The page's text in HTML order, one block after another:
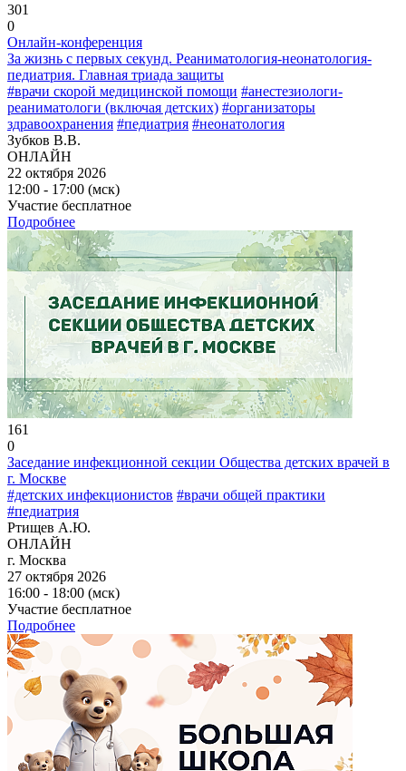
301
0
Онлайн-конференция
За жизнь с первых секунд. Реаниматология-неонатология-
педиатрия. Главная триада защиты
#врачи скорой медицинской помощи #анестезиологи-
реаниматологи (включая детских) #организаторы
здравоохранения #педиатрия #неонатология
Зубков В.В.
ОНЛАЙН
22 октября 2026
12:00 - 17:00 (мск)
Участие бесплатное
Подробнее
161
0
Заседание инфекционной секции Общества детских врачей в
г. Москве
#детских инфекционистов #врачи общей практики
#педиатрия
Ртищев А.Ю.
ОНЛАЙН
г. Москва
27 октября 2026
16:00 - 18:00 (мск)
Участие бесплатное
Подробнее